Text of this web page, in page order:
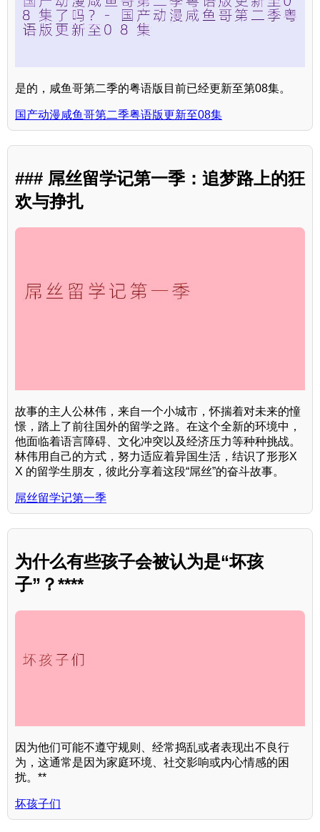
是的，咸鱼哥第二季的粤语版目前已经更新至第08集。
国产动漫咸鱼哥第二季粤语版更新至08集
### 屌丝留学记第一季：追梦路上的狂
欢与挣扎
故事的主人公林伟，来自一个小城市，怀揣着对未来的憧
憬，踏上了前往国外的留学之路。在这个全新的环境中，
他面临着语言障碍、文化冲突以及经济压力等种种挑战。
林伟用自己的方式，努力适应着异国生活，结识了形形X
X 的留学生朋友，彼此分享着这段“屌丝”的奋斗故事。
屌丝留学记第一季
为什么有些孩子会被认为是“坏孩
子”？****
因为他们可能不遵守规则、经常捣乱或者表现出不良行
为，这通常是因为家庭环境、社交影响或内心情感的困
扰。**
坏孩子们